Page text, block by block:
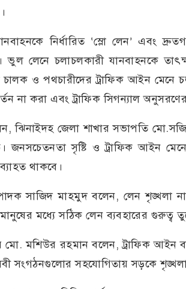
নির্ধারিত ‘স্লো লেন’ এবং
লেনে চলাচলকারী যানবাহনকে
ও পথচারীদের ট্রাফিক আইন মেনে
না করা এবং ট্রাফিক সিগন্যাল
ঝিনাইদহ জেলা শাখার সভাপতি
জনসচেতনতা সৃষ্টি ও ট্রাফিক আইন
থাকবে।
সাজিদ মাহমুদ বলেন, লেন শৃঙ্খলা
মধ্যে সঠিক লেন ব্যবহারের গুরুত্ব
মো. মশিউর রহমান বলেন, ট্রাফিক আইন
সংগঠনগুলোর সহযোগিতায় সড়কে